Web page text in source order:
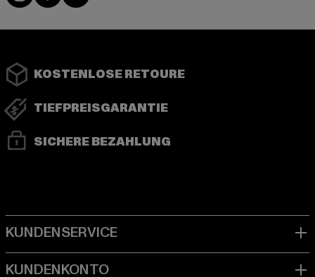
KOSTENLOSE RETOURE
TIEFPREISGARANTIE
SICHERE BEZAHLUNG